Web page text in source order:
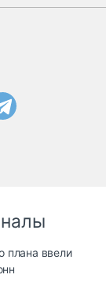
плана ввели